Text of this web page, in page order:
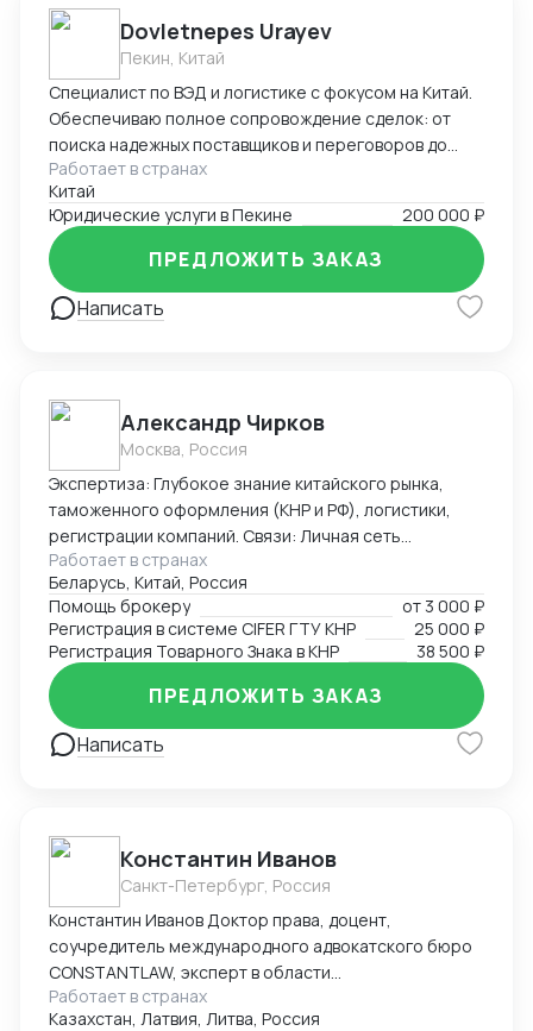
Dovletnepes Urayev
Пекин, Китай
Специалист по ВЭД и логистике с фокусом на Китай.
Обеспечиваю полное сопровождение сделок: от
поиска надежных поставщиков и переговоров до
таможенного оформления и решения
нестандартных задач. Свободно владею китайским,
русским и английским.
Работает в странах
Китай
Юридические услуги в Пекине
200 000 ₽
Написать
ПРЕДЛОЖИТЬ ЗАКАЗ
Александр Чирков
Москва, Россия
Экспертиза: Глубокое знание китайского рынка,
таможенного оформления (КНР и РФ), логистики,
регистрации компаний. Связи: Личная сеть
контактов в китайских таможенных органах, банках,
правительственных структурах (Харбин, Хэйхэ,
Хэйлунцзян, Ченду, Хайнань), среди крупных
корпораций (PetroChina, Sinopec, Haier и другие).
Достижения: Первым легализовал ввоз иван-чая и
меда с чагой в Китай, регистрировал сложную
продукцию в CIFER, организовывал поставки
охраняемых видов рыб и ее икры, поднимал обороты
инвесторами в международных кооперациях в
Работает в странах
Беларусь, Китай, Россия
Помощь брокеру
от 3 000 ₽
Регистрация в системе CIFER ГТУ КНР
25 000 ₽
Регистрация Товарного Знака в КНР
38 500 ₽
Написать
ПРЕДЛОЖИТЬ ЗАКАЗ
Константин Иванов
Санкт-Петербург, Россия
Константин Иванов Доктор права, доцент,
соучредитель международного адвокатского бюро
CONSTANTLAW, эксперт в области
внешнеэкономической деятельности,
сопровождения международных сделок и решения
Работает в странах
Казахстан, Латвия, Литва, Россия